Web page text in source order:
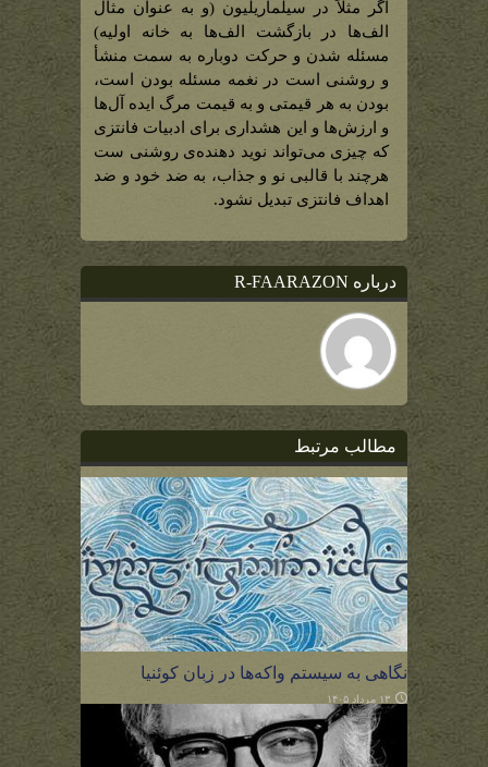
اگر مثلاً در سیلماریلیون (و به عنوان مثال
الف‌ها در بازگشت الف‌ها به خانه اولیه)
مسئله شدن و حرکت دوباره به سمت منشأ
و روشنی است در نغمه مسئله بودن است،
بودن به هر قیمتی و به قیمت مرگ ایده آل‌ها
و ارزش‌ها و این هشداری برای ادبیات فانتزی
که چیزی می‌تواند نوید دهنده‌ی روشنی ست
هرچند با قالبی نو و جذاب، به ضد خود و ضد
اهداف فانتزی تبدیل نشود.
درباره R-FAARAZON
مطالب مرتبط
نگاهی به سیستم واکه‌ها در زبان کوئنیا
۱۳ مرداد ۱۴۰۵